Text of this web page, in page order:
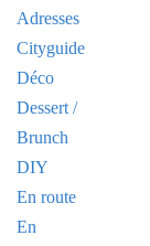
Adresses
Cityguide
Déco
Dessert /
Brunch
DIY
En route
En